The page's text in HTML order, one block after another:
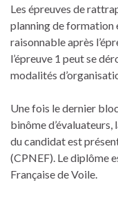
Les épreuves de
planning de formation
raisonnable après
l’épreuve 1 peut se
modalités
Une fois le dernier
binôme
du candidat est
(CPNEF). Le diplôme
Française de Voile.